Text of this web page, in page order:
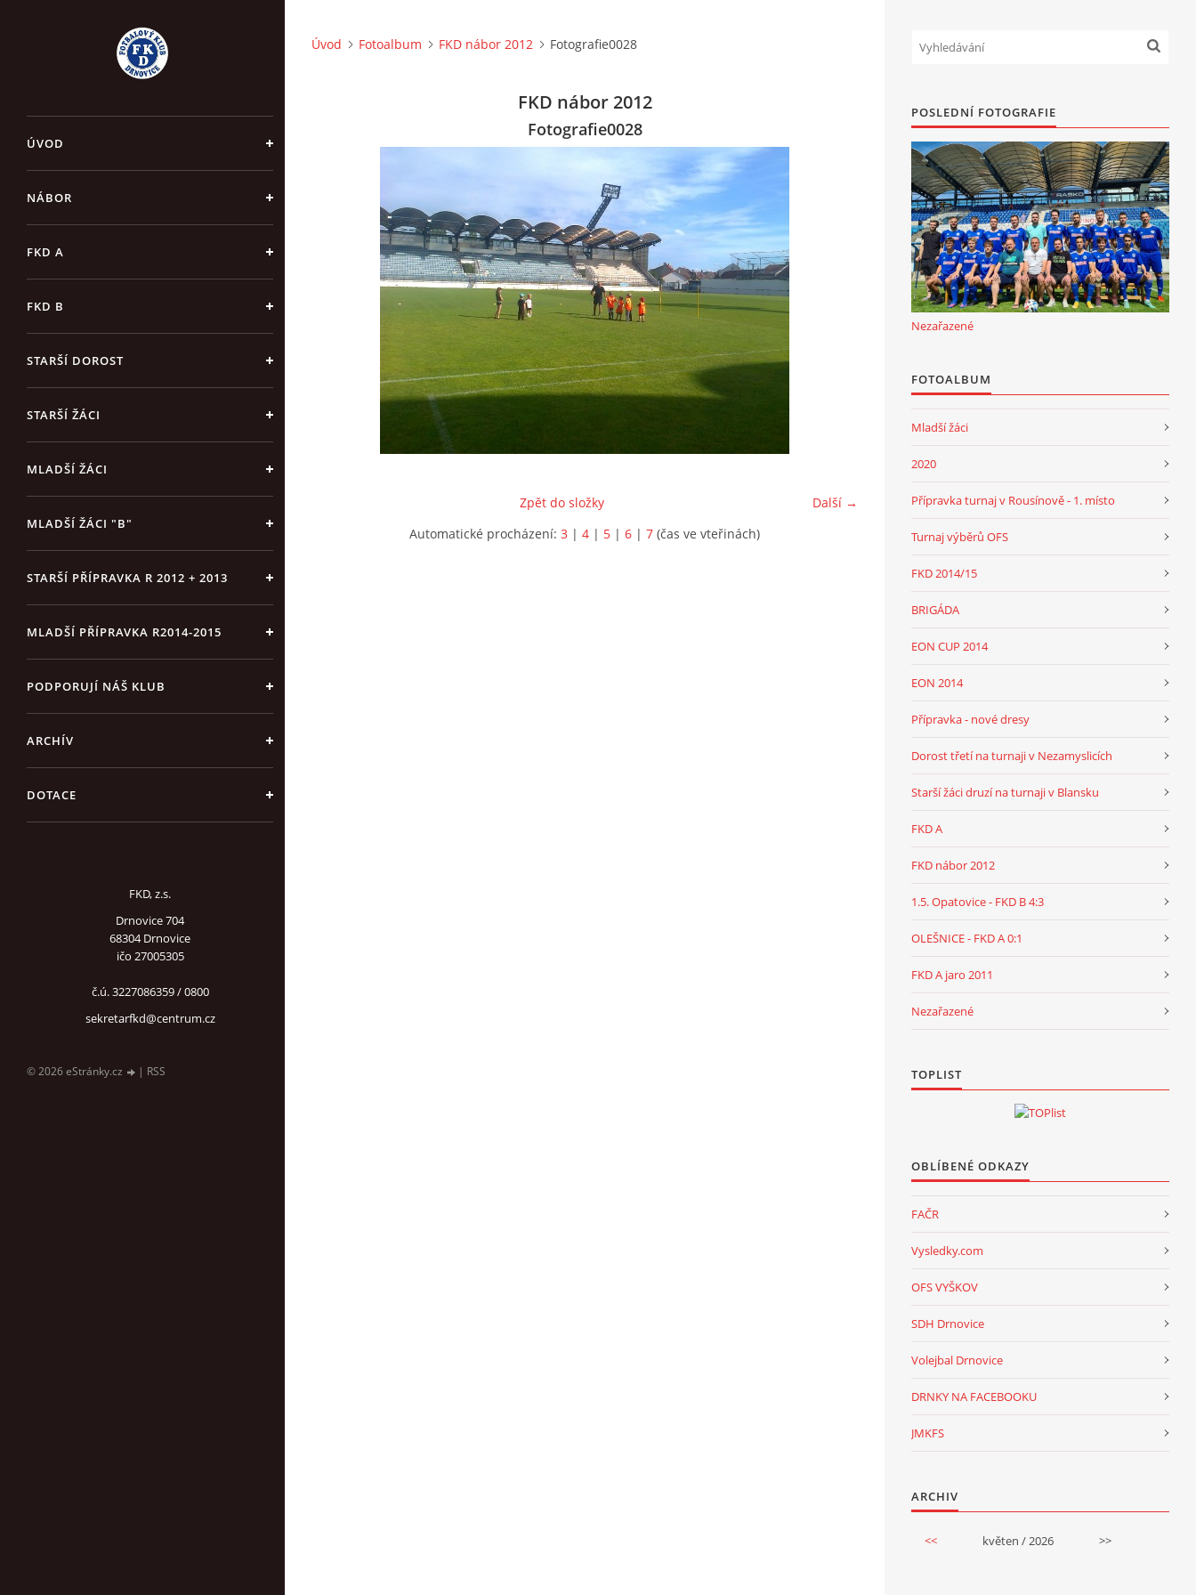
ÚVOD
NÁBOR
FKD A
FKD B
STARŠÍ DOROST
STARŠÍ ŽÁCI
MLADŠÍ ŽÁCI
MLADŠÍ ŽÁCI "B"
STARŠÍ PŘÍPRAVKA R 2012 + 2013
MLADŠÍ PŘÍPRAVKA R2014-2015
PODPORUJÍ NÁŠ KLUB
ARCHÍV
DOTACE
FKD, z.s.
Drnovice 704
68304 Drnovice
ičo 27005305
č.ú. 3227086359 / 0800
sekretarfkd@centrum.cz
© 2026 eStránky.cz | RSS
Úvod Fotoalbum FKD nábor 2012 Fotografie0028
FKD nábor 2012
Fotografie0028
Další →
Zpět do složky
Automatické procházení: 3 | 4 | 5 | 6 | 7 (čas ve vteřinách)
POSLEDNÍ FOTOGRAFIE
Nezařazené
FOTOALBUM
Mladší žáci
2020
Přípravka turnaj v Rousínově - 1. místo
Turnaj výběrů OFS
FKD 2014/15
BRIGÁDA
EON CUP 2014
EON 2014
Přípravka - nové dresy
Dorost třetí na turnaji v Nezamyslicích
Starší žáci druzí na turnaji v Blansku
FKD A
FKD nábor 2012
1.5. Opatovice - FKD B 4:3
OLEŠNICE - FKD A 0:1
FKD A jaro 2011
Nezařazené
TOPLIST
OBLÍBENÉ ODKAZY
FAČR
Vysledky.com
OFS VYŠKOV
SDH Drnovice
Volejbal Drnovice
DRNKY NA FACEBOOKU
JMKFS
ARCHIV
<< květen / 2026 >>